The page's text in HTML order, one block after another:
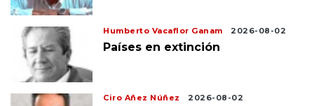
Humberto Vacaflor Ganam 2026-08-02
Países en extinción
Ciro Añez Núñez 2026-08-02